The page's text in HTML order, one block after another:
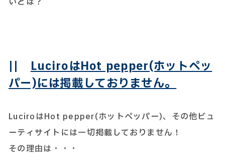
||LuciroはHot pepper(ホットペッ
パー)には掲載しておりません。
LuciroはHot pepper(ホットペッパー)、その他ビュ
ーティサイトには一切掲載しておりません！
その理由は・・・